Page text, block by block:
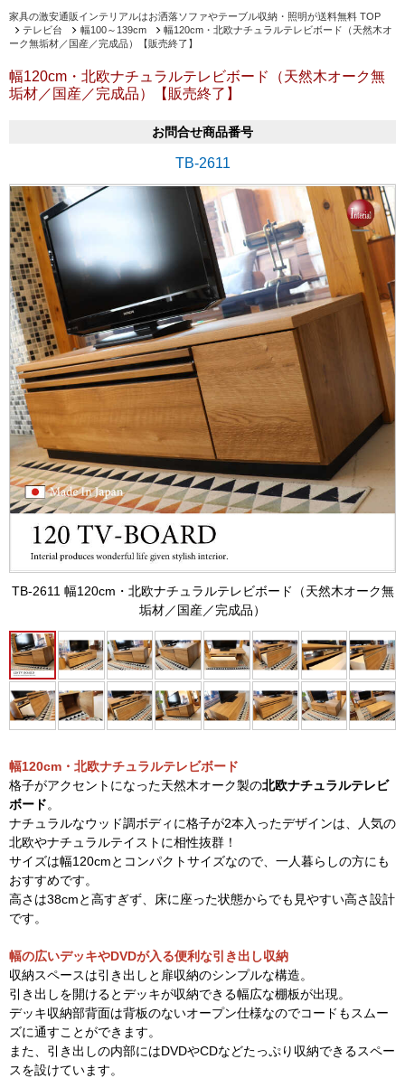
家具の激安通販インテリアルはお洒落ソファやテーブル収納・照明が送料無料 TOP
テレビ台
幅100～139cm
幅120cm・北欧ナチュラルテレビボード（天然木オ
ーク無垢材／国産／完成品）【販売終了】
幅120cm・北欧ナチュラルテレビボード（天然木オーク無
垢材／国産／完成品）【販売終了】
お問合せ商品番号
TB-2611
TB-2611 幅120cm・北欧ナチュラルテレビボード（天然木オーク無
垢材／国産／完成品）
幅120cm・北欧ナチュラルテレビボード
格子がアクセントになった天然木オーク製の北欧ナチュラルテレビ
ボード。
ナチュラルなウッド調ボディに格子が2本入ったデザインは、人気の
北欧やナチュラルテイストに相性抜群！
サイズは幅120cmとコンパクトサイズなので、一人暮らしの方にも
おすすめです。
高さは38cmと高すぎず、床に座った状態からでも見やすい高さ設計
です。
幅の広いデッキやDVDが入る便利な引き出し収納
収納スペースは引き出しと扉収納のシンプルな構造。
引き出しを開けるとデッキが収納できる幅広な棚板が出現。
デッキ収納部背面は背板のないオープン仕様なのでコードもスムー
ズに通すことができます。
また、引き出しの内部にはDVDやCDなどたっぷり収納できるスペー
スを設けています。